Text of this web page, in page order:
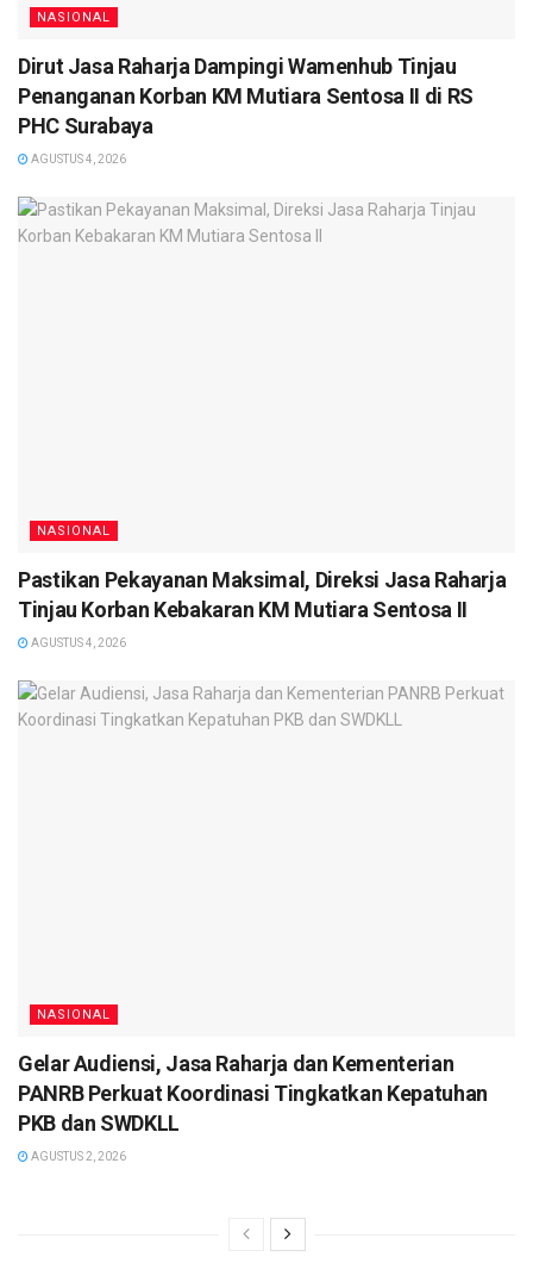
NASIONAL
Dirut Jasa Raharja Dampingi Wamenhub Tinjau
Penanganan Korban KM Mutiara Sentosa II di RS
PHC Surabaya
AGUSTUS 4, 2026
NASIONAL
Pastikan Pekayanan Maksimal, Direksi Jasa Raharja
Tinjau Korban Kebakaran KM Mutiara Sentosa II
AGUSTUS 4, 2026
NASIONAL
Gelar Audiensi, Jasa Raharja dan Kementerian
PANRB Perkuat Koordinasi Tingkatkan Kepatuhan
PKB dan SWDKLL
AGUSTUS 2, 2026